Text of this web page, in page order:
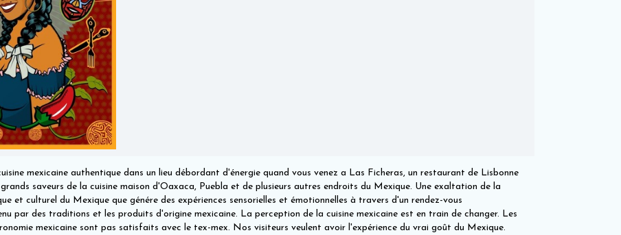
mexicaine authentique dans un lieu débordant d'énergie quand vous venez a Las Ficheras, un restaurant de Lisbonne
saveurs de la cuisine maison d'Oaxaca, Puebla et de plusieurs autres endroits du Mexique. Une exaltation de la
et culturel du Mexique que génére des expériences sensorielles et émotionnelles à travers d'un rendez-vous
par des traditions et les produits d'origine mexicaine. La perception de la cuisine mexicaine est en train de changer. Les
mexicaine sont pas satisfaits avec le tex-mex. Nos visiteurs veulent avoir l'expérience du vrai goût du Mexique.